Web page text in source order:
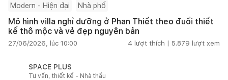
Modern - Hiện đại Nhà phố
Mô hình villa nghỉ dưỡng ở Phan Thiết theo đuổi thiết
kế thô mộc và vẻ đẹp nguyên bản
27/06/2026, lúc 10:00 4 lượt thích | 5.879 lượt xem
SPACE PLUS
Tư vấn, thiết kế - Nhà thầu